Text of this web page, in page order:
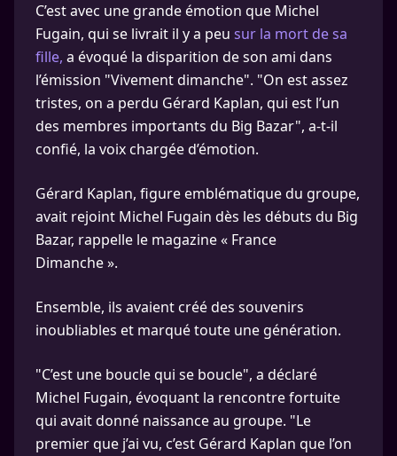
C’est avec une grande émotion que Michel
Fugain, qui se livrait il y a peu sur la mort de sa
fille, a évoqué la disparition de son ami dans
l’émission "Vivement dimanche". "On est assez
tristes, on a perdu Gérard Kaplan, qui est l’un
des membres importants du Big Bazar", a-t-il
confié, la voix chargée d’émotion.
Gérard Kaplan, figure emblématique du groupe,
avait rejoint Michel Fugain dès les débuts du Big
Bazar, rappelle le magazine « France
Dimanche ».
Ensemble, ils avaient créé des souvenirs
inoubliables et marqué toute une génération.
"C’est une boucle qui se boucle", a déclaré
Michel Fugain, évoquant la rencontre fortuite
qui avait donné naissance au groupe. "Le
premier que j’ai vu, c’est Gérard Kaplan que l’on